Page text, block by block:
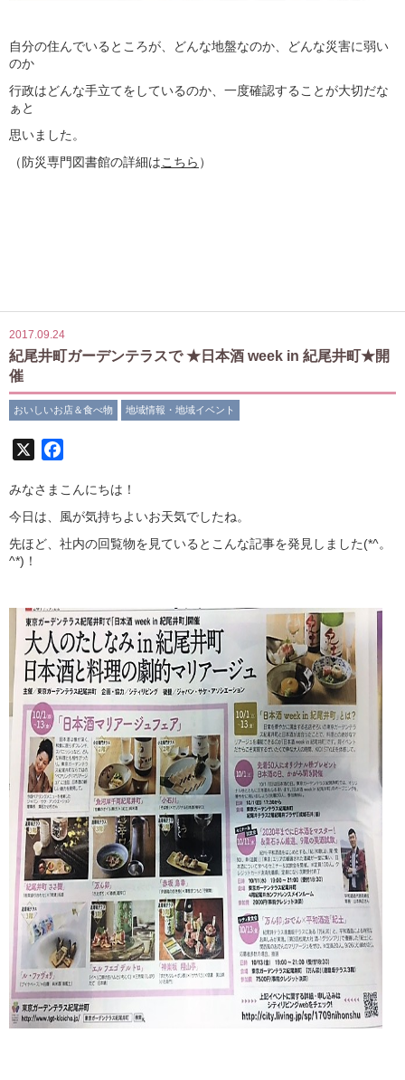
自分の住んでいるところが、どんな地盤なのか、どんな災害に弱い
のか
行政はどんな手立てをしているのか、一度確認することが大切だな
ぁと
思いました。
（防災専門図書館の詳細はこちら ）
2017.09.24
紀尾井町ガーデンテラスで ★日本酒 week in 紀尾井町★開
催
おいしいお店＆食べ物 地域情報・地域イベント
みなさまこんにちは！
今日は、風が気持ちよいお天気でしたね。
先ほど、社内の回覧物を見ているとこんな記事を発見しました(*^。
^*)！